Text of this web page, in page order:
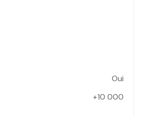
Oui
+10 000